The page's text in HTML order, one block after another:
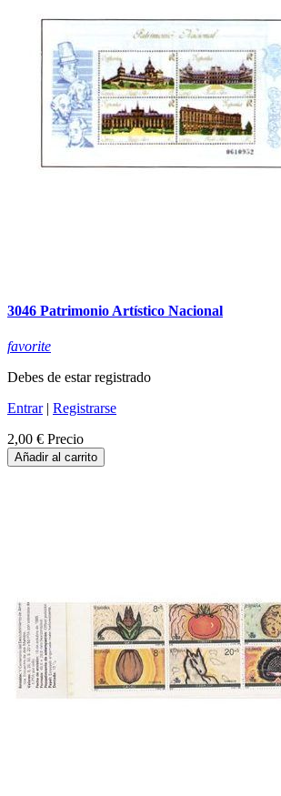
3046 Patrimonio Artístico Nacional
favorite
Debes de estar registrado
Entrar| Registrarse
2,00 € Precio
Añadir al carrito